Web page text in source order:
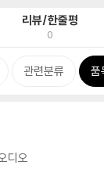
리뷰/한줄평
0
관련분류 품
디오